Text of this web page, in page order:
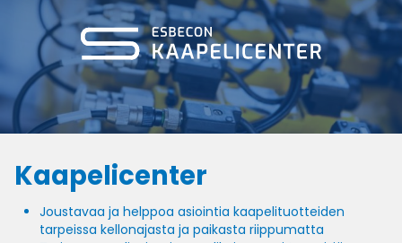
Kaapelicenter
Joustavaa ja helppoa asiointia kaapelituotteiden
tarpeissa kellonajasta ja paikasta riippumatta